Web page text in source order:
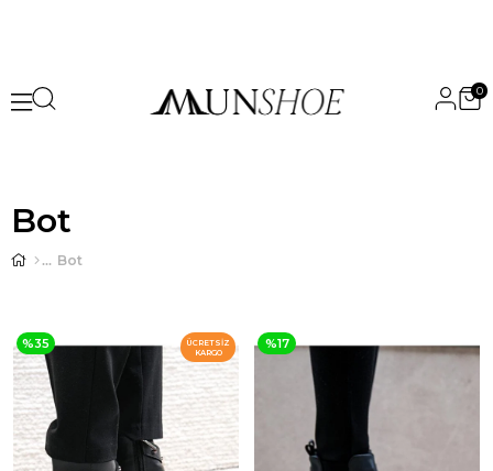
0
Bot
Bot
%35
ÜCRETSIZ
KARGO
%17